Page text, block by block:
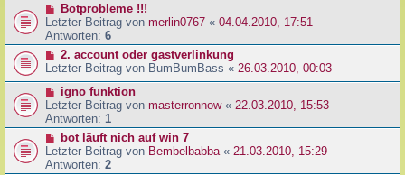
Botprobleme !!!
Letzter Beitrag von merlin0767 « 04.04.2010, 17:51
Antworten: 6
2. account oder gastverlinkung
Letzter Beitrag von BumBumBass « 26.03.2010, 00:03
igno funktion
Letzter Beitrag von masterronnow« 22.03.2010, 15:53
Antworten: 1
bot läuft nich auf win 7
Letzter Beitrag von Bembelbabba « 21.03.2010, 15:29
Antworten: 2